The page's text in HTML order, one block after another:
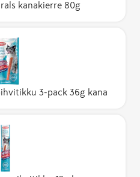
kanakierre 80g
3-pack 36g kana